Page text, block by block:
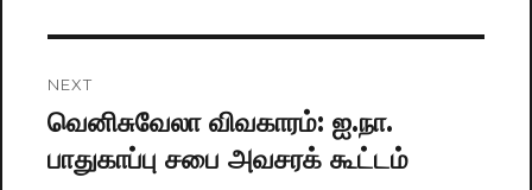
NEXT
Next
post:
வெனிசுவேலா விவகாரம்: ஐ.நா.
பாதுகாப்பு சபை அவசரக் கூட்டம்